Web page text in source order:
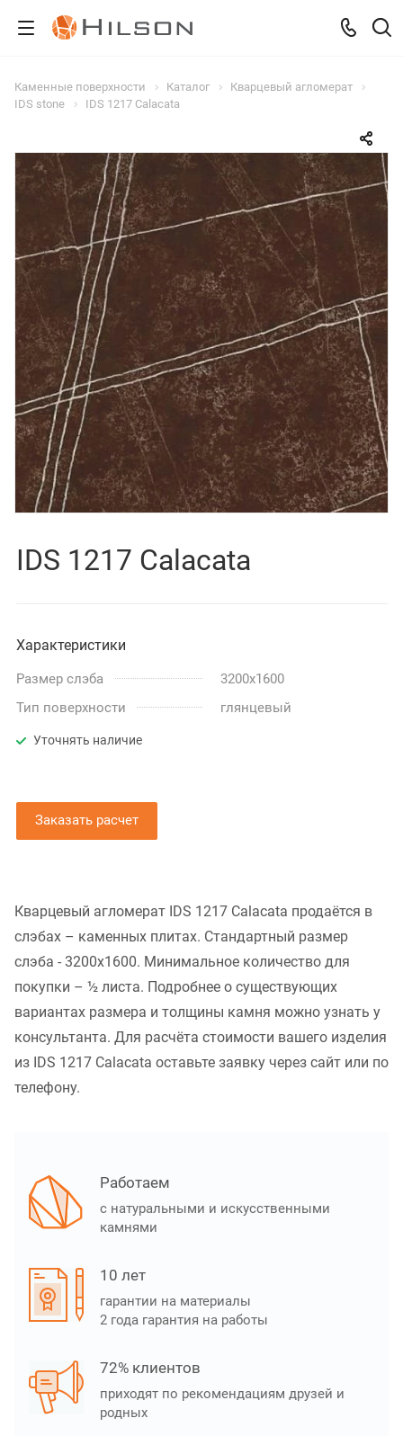
Каменные поверхности Каталог
Кварцевый агломерат
IDS stone
IDS 1217 Calacata
IDS 1217 Calacata
Характеристики
Размер слэба
3200x1600
Тип поверхности
глянцевый
Уточнять наличие
Заказать расчет
Кварцевый агломерат IDS 1217 Calacata продаётся в
слэбах – каменных плитах. Стандартный размер
слэба - 3200x1600. Минимальное количество для
покупки – ½ листа. Подробнее о существующих
вариантах размера и толщины камня можно узнать у
консультанта. Для расчёта стоимости вашего изделия
из IDS 1217 Calacata оставьте заявку через сайт или по
телефону.
Работаем
с натуральными и искусственными
камнями
10 лет
гарантии на материалы
2 года гарантия на работы
72% клиентов
приходят по рекомендациям друзей и
родных